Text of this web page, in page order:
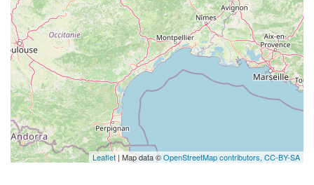
Leaflet| Map data ©OpenStreetMap contributors, CC-BY-SA